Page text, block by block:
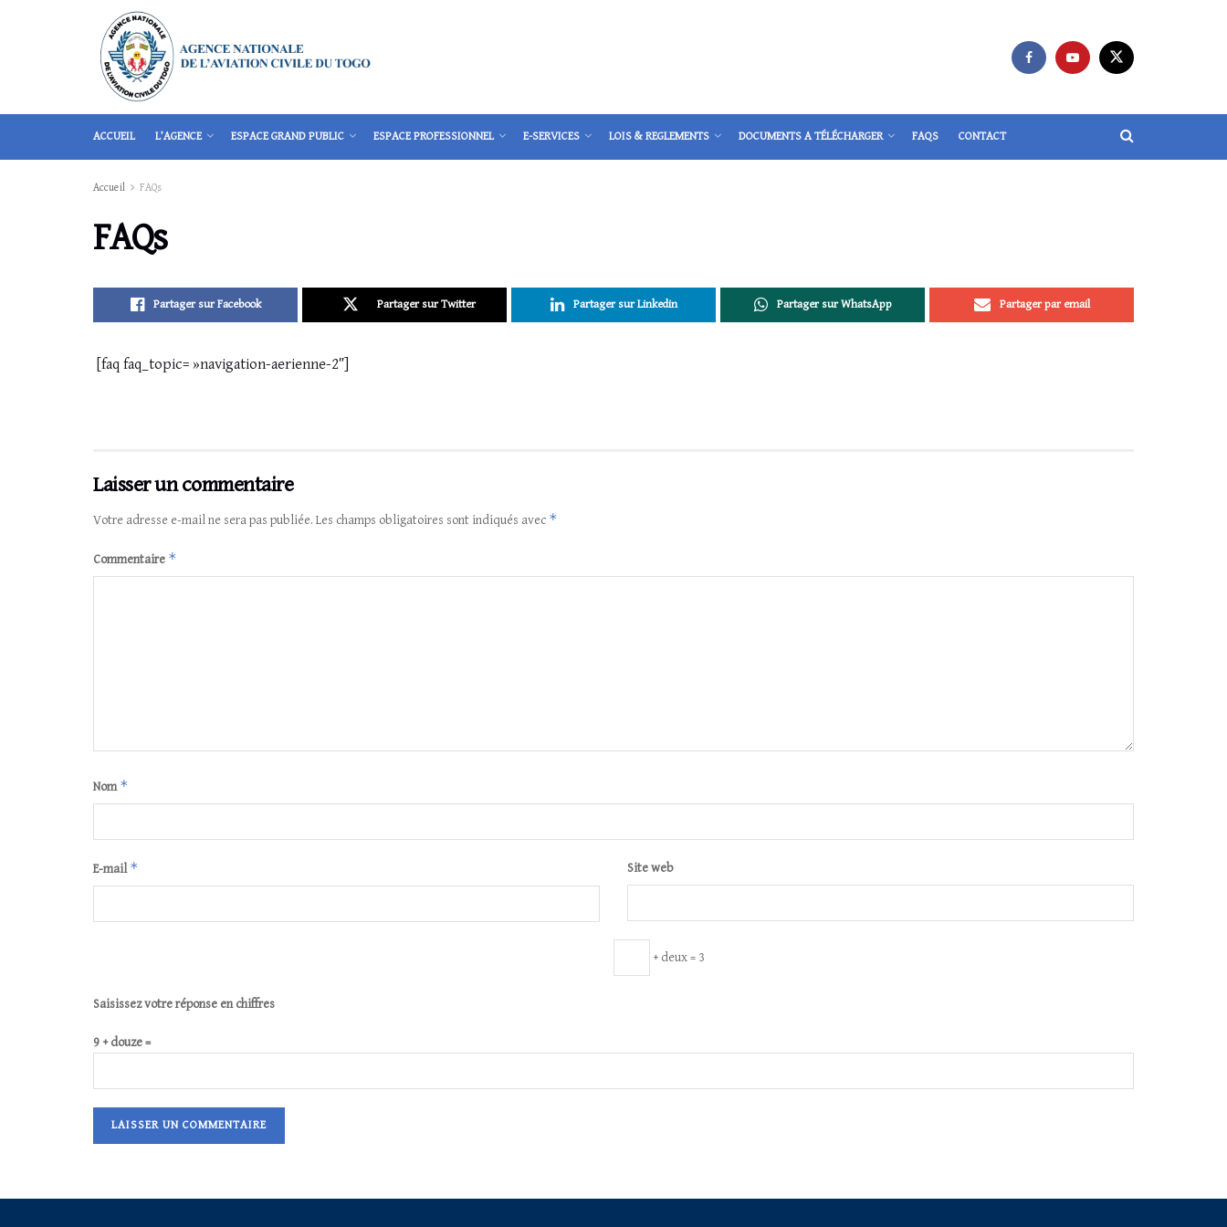
ACCUEIL L’AGENCE ESPACE GRAND PUBLIC ESPACE PROFESSIONNEL E-SERVICES LOIS & REGLEMENTS DOCUMENTS A TÉLÉCHARGER FAQS CONTACT
Accueil FAQs
FAQs
Partager sur Facebook Partager sur Twitter Partager sur Linkedin Partager sur WhatsApp Partager par email
[faq faq_topic= »navigation-aerienne-2″]
Laisser un commentaire
Votre adresse e-mail ne sera pas publiée. Les champs obligatoires sont indiqués avec *
Commentaire *
Nom*
E-mail* Site web
+ deux = 3
Saisissez votre réponse en chiffres
9 + douze =